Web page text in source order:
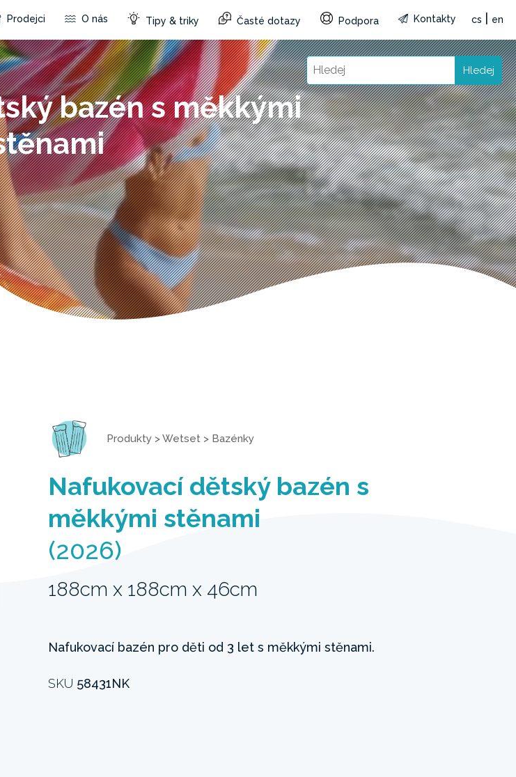
Prodejci O nás Tipy & triky Časté dotazy Podpora Kontakty cs en
Hledej
bazén s měkkými
Produkty >Wetset > Bazénky
Nafukovací dětský bazén s
měkkými stěnami
(2026)
188cm x 188cm x 46cm
Nafukovací bazén pro děti od 3 let s měkkými stěnami.
SKU 58431NK